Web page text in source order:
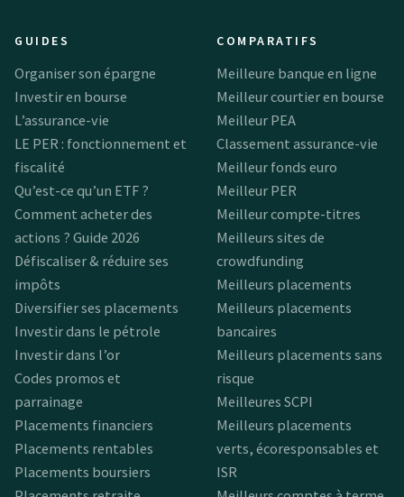
GUIDES
Organiser son épargne
Investir en bourse
L’assurance-vie
LE PER : fonctionnement et
fiscalité
Qu’est-ce qu’un ETF ?
Comment acheter des
actions ? Guide 2026
Défiscaliser & réduire ses
impôts
Diversifier ses placements
Investir dans le pétrole
Investir dans l’or
Codes promos et
parrainage
Placements financiers
Placements rentables
Placements boursiers
COMPARATIFS
Meilleure banque en ligne
Meilleur courtier en bourse
Meilleur PEA
Classement assurance-vie
Meilleur fonds euro
Meilleur PER
Meilleur compte-titres
Meilleurs sites de
crowdfunding
Meilleurs placements
Meilleurs placements
bancaires
Meilleurs placements sans
risque
Meilleures SCPI
Meilleurs placements
verts, écoresponsables et
ISR